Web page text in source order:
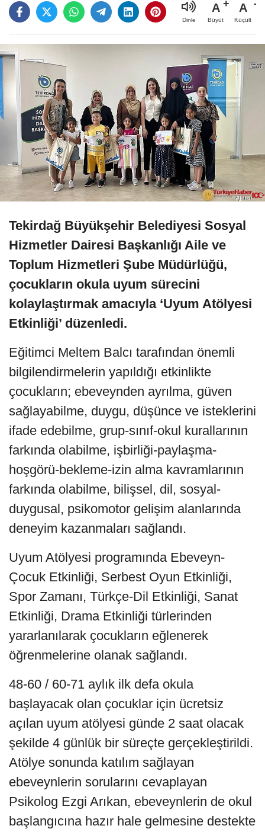
Dinle
A
Büyüt
A
Küçült
Tekirdağ Büyükşehir Belediyesi Sosyal
Hizmetler Dairesi Başkanlığı Aile ve
Toplum Hizmetleri Şube Müdürlüğü,
çocukların okula uyum sürecini
kolaylaştırmak amacıyla ‘Uyum Atölyesi
Etkinliği’ düzenledi.
Eğitimci Meltem Balcı tarafından önemli
bilgilendirmelerin yapıldığı etkinlikte
çocukların; ebeveynden ayrılma, güven
sağlayabilme, duygu, düşünce ve isteklerini
ifade edebilme, grup-sınıf-okul kurallarının
farkında olabilme, işbirliği-paylaşma-
hoşgörü-bekleme-izin alma kavramlarının
farkında olabilme, bilişsel, dil, sosyal-
duygusal, psikomotor gelişim alanlarında
deneyim kazanmaları sağlandı.
Uyum Atölyesi programında Ebeveyn-
Çocuk Etkinliği, Serbest Oyun Etkinliği,
Spor Zamanı, Türkçe-Dil Etkinliği, Sanat
Etkinliği, Drama Etkinliği türlerinden
yararlanılarak çocukların eğlenerek
öğrenmelerine olanak sağlandı.
48-60 / 60-71 aylık ilk defa okula
başlayacak olan çocuklar için ücretsiz
açılan uyum atölyesi günde 2 saat olacak
şekilde 4 günlük bir süreçte gerçekleştirildi.
Atölye sonunda katılım sağlayan
ebeveynlerin sorularını cevaplayan
Psikolog Ezgi Arıkan, ebeveynlerin de okul
başlangıcına hazır hale gelmesine destekte